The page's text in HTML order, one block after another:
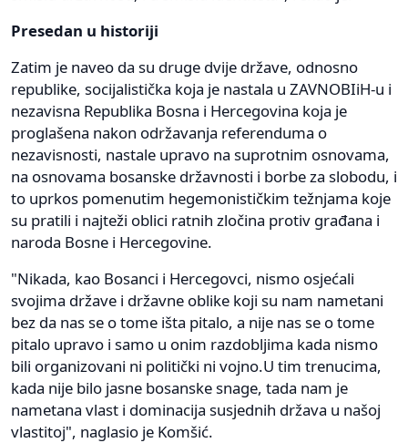
Presedan u historiji
Zatim je naveo da su druge dvije države, odnosno
republike, socijalistička koja je nastala u ZAVNOBIiH-u i
nezavisna Republika Bosna i Hercegovina koja je
proglašena nakon održavanja referenduma o
nezavisnosti, nastale upravo na suprotnim osnovama,
na osnovama bosanske državnosti i borbe za slobodu, i
to uprkos pomenutim hegemonističkim težnjama koje
su pratili i najteži oblici ratnih zločina protiv građana i
naroda Bosne i Hercegovine.
"Nikada, kao Bosanci i Hercegovci, nismo osjećali
svojima države i državne oblike koji su nam nametani
bez da nas se o tome išta pitalo, a nije nas se o tome
pitalo upravo i samo u onim razdobljima kada nismo
bili organizovani ni politički ni vojno.U tim trenucima,
kada nije bilo jasne bosanske snage, tada nam je
nametana vlast i dominacija susjednih država u našoj
vlastitoj", naglasio je Komšić.